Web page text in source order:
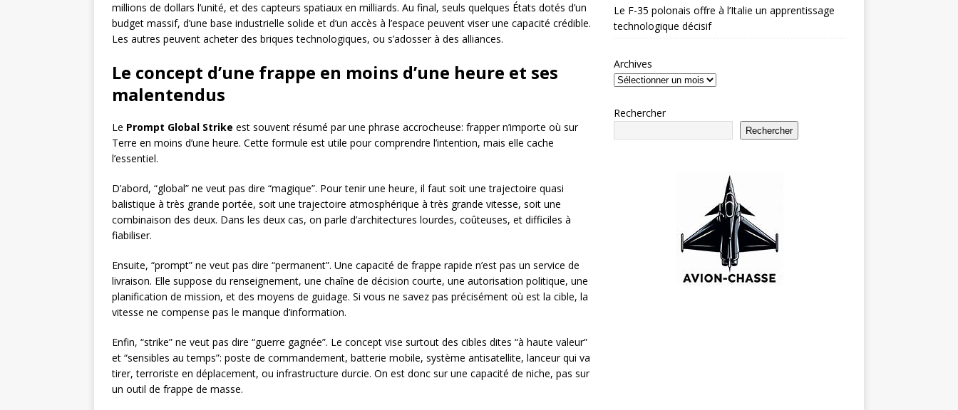
millions de dollars l’unité, et des capteurs spatiaux en milliards. Au final, seuls quelques États dotés d’un
budget massif, d’une base industrielle solide et d’un accès à l’espace peuvent viser une capacité crédible.
Les autres peuvent acheter des briques technologiques, ou s’adosser à des alliances.
Le concept d’une frappe en moins d’une heure et ses
malentendus
Le Prompt Global Strike est souvent résumé par une phrase accrocheuse: frapper n’importe où sur
Terre en moins d’une heure. Cette formule est utile pour comprendre l’intention, mais elle cache
l’essentiel.
D’abord, “global” ne veut pas dire “magique”. Pour tenir une heure, il faut soit une trajectoire quasi
balistique à très grande portée, soit une trajectoire atmosphérique à très grande vitesse, soit une
combinaison des deux. Dans les deux cas, on parle d’architectures lourdes, coûteuses, et difficiles à
fiabiliser.
Ensuite, “prompt” ne veut pas dire “permanent”. Une capacité de frappe rapide n’est pas un service de
livraison. Elle suppose du renseignement, une chaîne de décision courte, une autorisation politique, une
planification de mission, et des moyens de guidage. Si vous ne savez pas précisément où est la cible, la
vitesse ne compense pas le manque d’information.
Enfin, “strike” ne veut pas dire “guerre gagnée”. Le concept vise surtout des cibles dites “à haute valeur”
et “sensibles au temps”: poste de commandement, batterie mobile, système antisatellite, lanceur qui va
tirer, terroriste en déplacement, ou infrastructure durcie. On est donc sur une capacité de niche, pas sur
un outil de frappe de masse.
Le F-35 polonais offre à l’Italie un apprentissage
technologique décisif
Archives
Rechercher
Rechercher